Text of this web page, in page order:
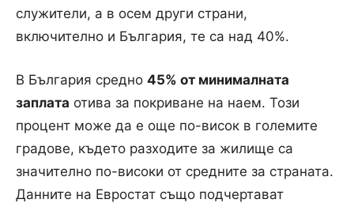
служители, а в осем други страни,
включително и България, те са над 40%.
В България средно 45% от минималната
заплата отива за покриване на наем. Този
процент може да е още по-висок в големите
градове, където разходите за жилище са
значително по-високи от средните за страната.
Данните на Евростат също подчертават